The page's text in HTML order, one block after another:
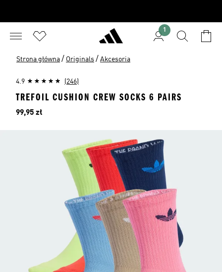
1
Strona główna / Originals / Akcesoria
4.9 (246)
TREFOIL CUSHION CREW SOCKS 6 PAIRS
Cena
99,95 zł